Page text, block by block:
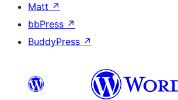
Matt ↗
bbPress ↗
BuddyPress ↗